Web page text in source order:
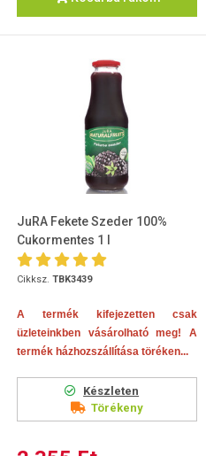
JuRA Fekete Szeder 100%
Cukormentes 1 l
Cikksz. TBK3439
A termék kifejezetten csak
üzleteinkben vásárolható meg! A
termék házhozszállítása töréken...
Készleten
Törékeny